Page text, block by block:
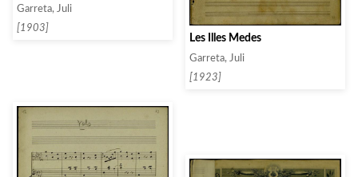
Garreta, Juli
[1903]
Les Illes Medes
Garreta, Juli
[1923]